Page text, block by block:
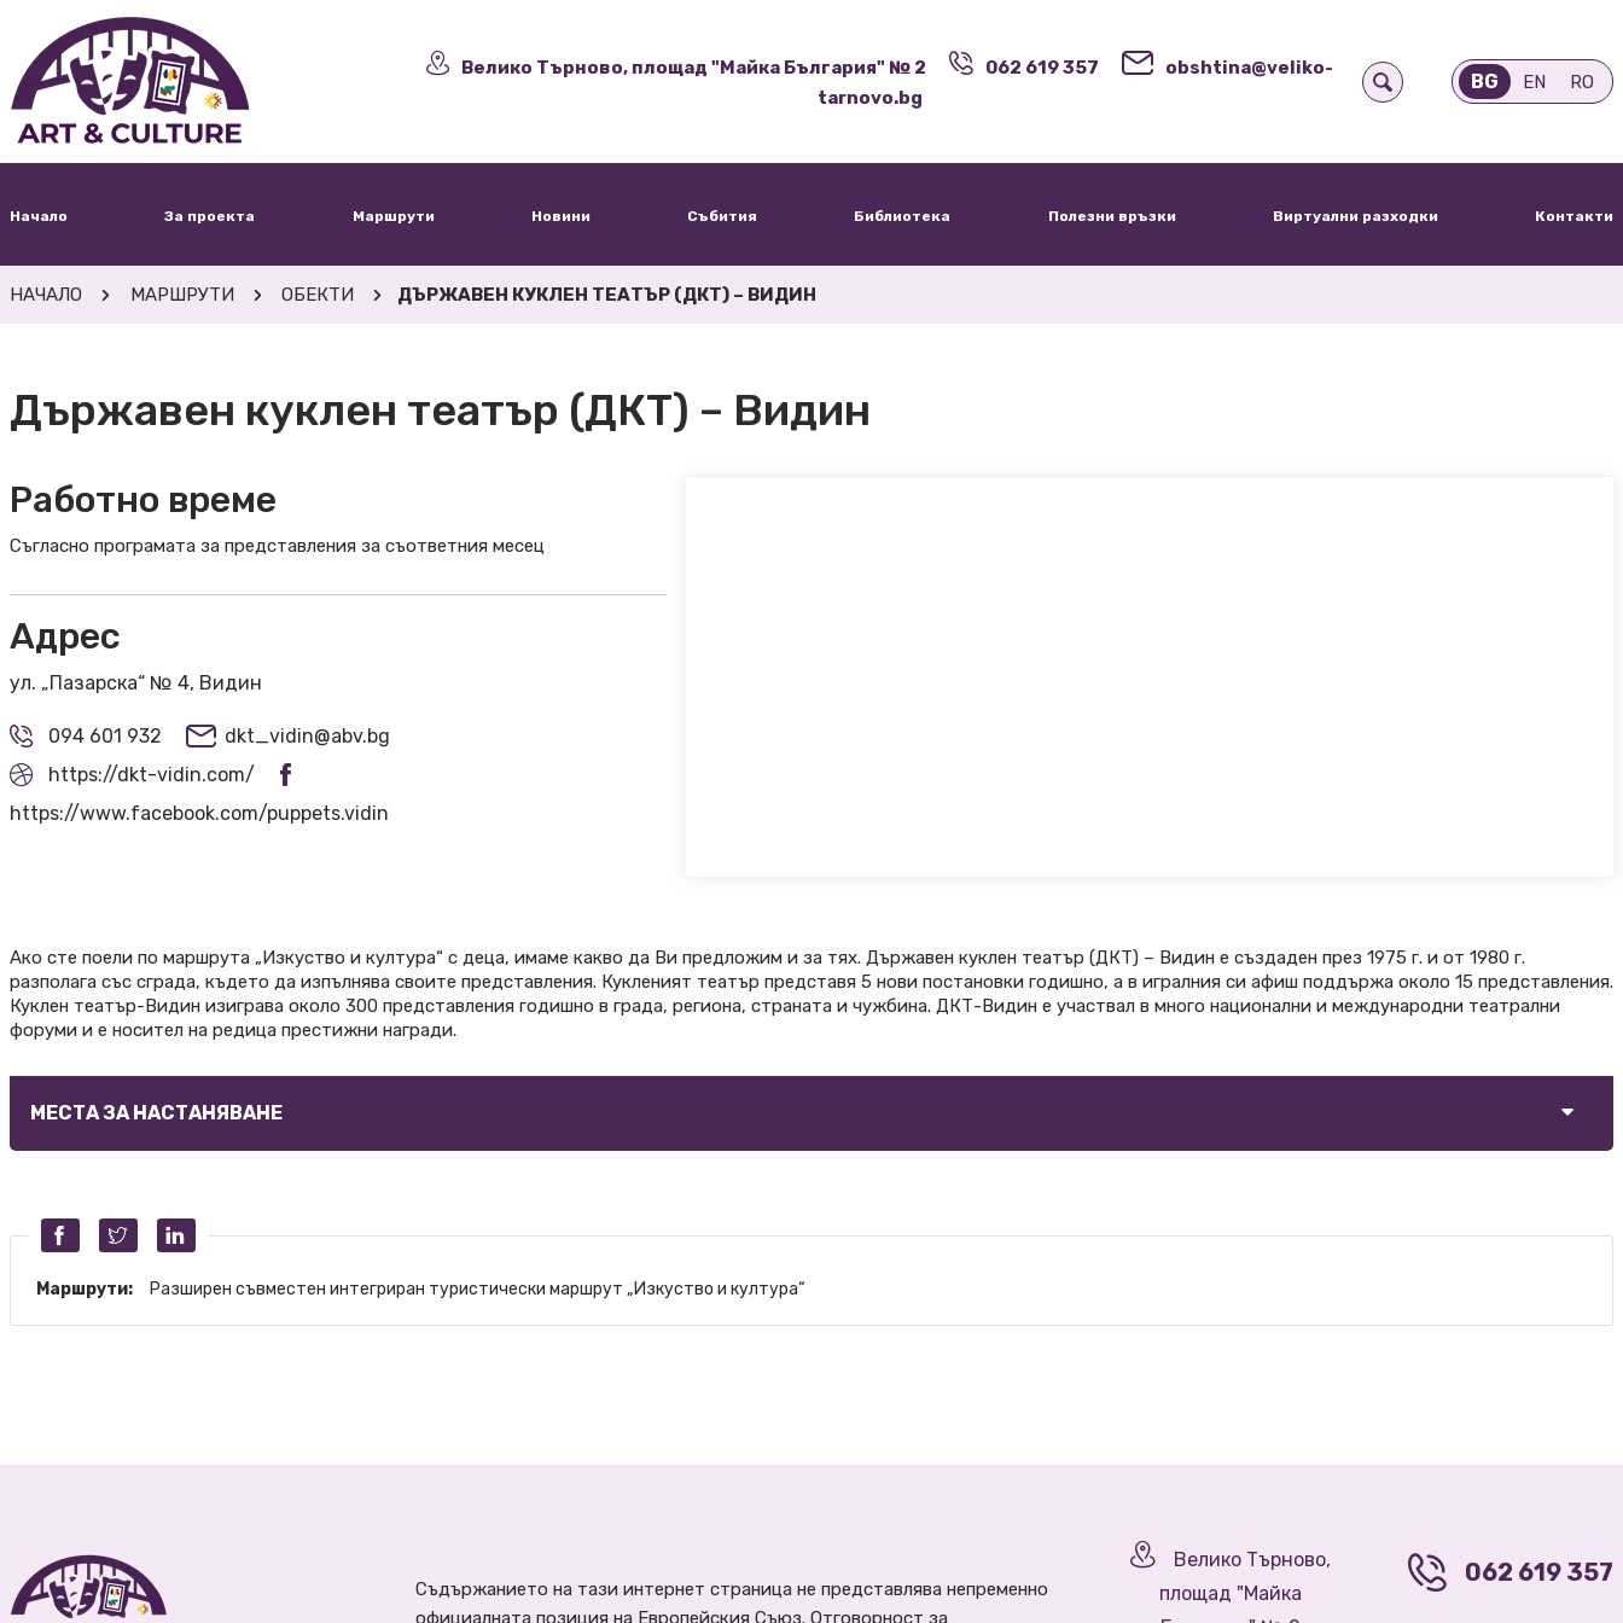
Велико Търново, площад "Майка България" № 2 062 619 357
obshtina@veliko-
tarnovo.bg
BG EN RO
Начало За проекта Маршрути Новини Събития Библиотека Полезни връзки Виртуални разходки Контакти
НАЧАЛО МАРШРУТИ ОБЕКТИ ДЪРЖАВЕН КУКЛЕН ТЕАТЪР (ДКТ) – ВИДИН
Държавен куклен театър (ДКТ) – Видин
Работно време
Съгласно програмата за представления за съответния месец
Адрес
ул. „Пазарска“ № 4, Видин
094 601 932
dkt_vidin@abv.bg
https://dkt-vidin.com/
https://www.facebook.com/puppets.vidin
Ако сте поели по маршрута „Изкуство и култура“ с деца, имаме какво да Ви предложим и за тях. Държавен куклен театър (ДКТ) – Видин е създаден през 1975 г. и от 1980 г.
разполага със сграда, където да изпълнява своите представления. Кукленият театър представя 5 нови постановки годишно, а в игралния си афиш поддържа около 15 представления.
Куклен театър-Видин изиграва около 300 представления годишно в града, региона, страната и чужбина. ДКТ-Видин е участвал в много национални и международни театрални
форуми и е носител на редица престижни награди.
МЕСТА ЗА НАСТАНЯВАНЕ
Маршрути: Разширен съвместен интегриран туристически маршрут „Изкуство и култура“
Съдържанието на тази интернет страница не представлява непременно
официалната позиция на Европейския Съюз. Отговорност за
Велико Търново,
площад "Майка
062 619 357